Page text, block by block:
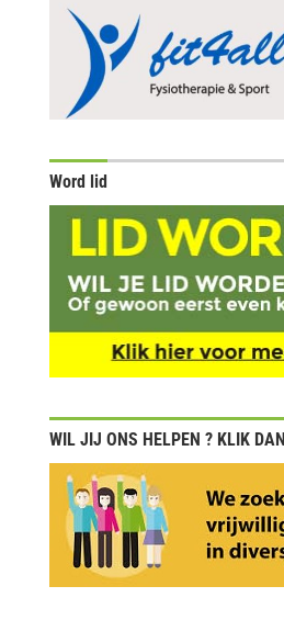
Word lid
WIL JIJ ONS HELPEN ? KLIK